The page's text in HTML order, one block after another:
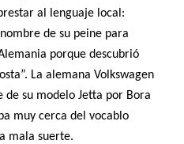
al lenguaje local:
de su peine para
porque descubrió
La alemana Volkswagen
su modelo Jetta por Bora
muy cerca del vocablo
mala suerte.